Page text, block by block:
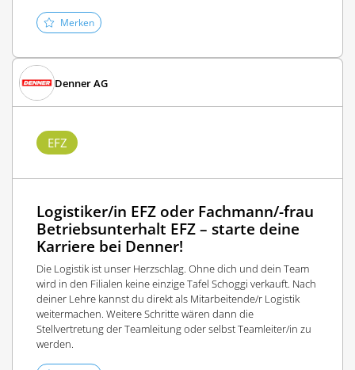
Merken
Denner AG
EFZ
Logistiker/in EFZ oder Fachmann/-frau
Betriebsunterhalt EFZ – starte deine
Karriere bei Denner!
Die Logistik ist unser Herzschlag. Ohne dich und dein Team
wird in den Filialen keine einzige Tafel Schoggi verkauft. Nach
deiner Lehre kannst du direkt als Mitarbeitende/r Logistik
weitermachen. Weitere Schritte wären dann die
Stellvertretung der Teamleitung oder selbst Teamleiter/in zu
werden.